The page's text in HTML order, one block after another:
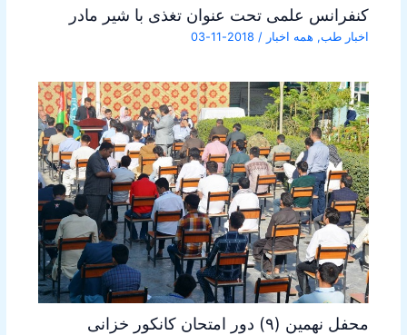
کنفرانس علمی تحت عنوان تغذی با شیر مادر
اخبار طب, همه اخبار /
2018-11-03
محفل نهمین (۹) دور امتحان کانکور خزانی